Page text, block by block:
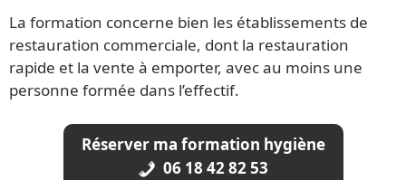
La formation concerne bien les établissements de
restauration commerciale, dont la restauration
rapide et la vente à emporter, avec au moins une
personne formée dans l’effectif.
Réserver ma formation hygiène
06 18 42 82 53